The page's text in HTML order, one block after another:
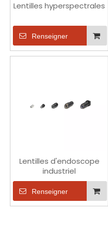
Lentilles hyperspectrales
Renseigner
Lentilles d'endoscope
industriel
Renseigner